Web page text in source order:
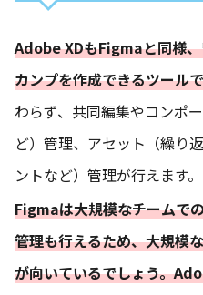
Adobe XDもFigmaと同様
カンプを作成できるツール
わらず、共同編集やコンポ
ど）管理、アセット（繰り
ントなど）管理が行えます。
Figmaは大規模なチームで
管理も行えるため、大規模
が向いているでしょう。